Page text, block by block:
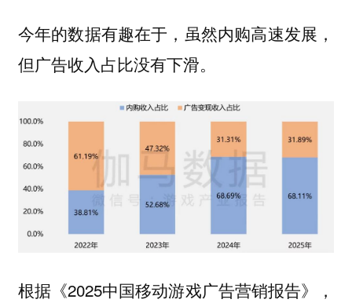
今年的数据有趣在于， 虽然内购高速发展，
但广告收入占比没有下滑。
根据《2025中国移动游戏广告营销报告》，